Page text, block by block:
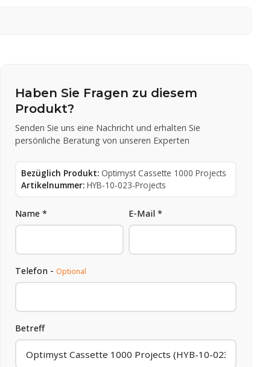
Haben Sie Fragen zu diesem
Produkt?
Senden Sie uns eine Nachricht und erhalten Sie
persönliche Beratung von unseren Experten
Bezüglich Produkt: Optimyst Cassette 1000 Projects
Artikelnummer: HYB-10-023-Projects
Name * E-Mail *
Telefon -Optional
Betreff